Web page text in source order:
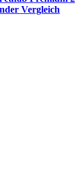
Vergleich